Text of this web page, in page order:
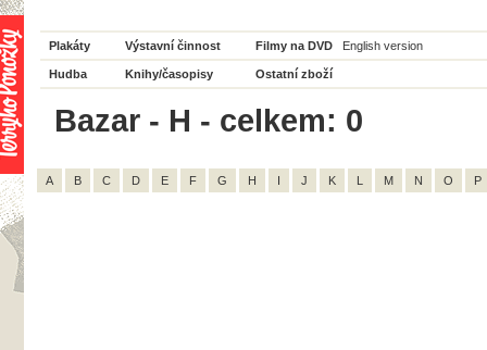
Plakáty Výstavní činnost Filmy na DVD English version
Hudba Knihy/časopisy Ostatní zboží
Bazar - H - celkem: 0
A B C D E F G H I J K L M N O P